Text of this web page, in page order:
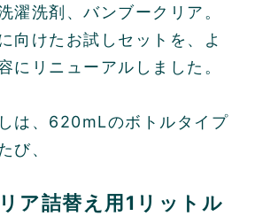
濯洗剤、バンブークリア。
向けたお試しセットを、よ
にリニューアルしました。
は、620mLのボトルタイプ
び、
ア詰替え用1リットル